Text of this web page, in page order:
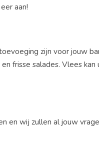
aan!
zijn voor jouw
frisse salades. Vlees kan
en wij zullen al jouw